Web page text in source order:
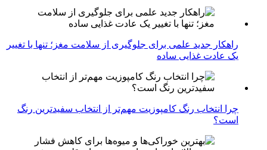
راهکار جدید علمی برای جلوگیری از سلامت مغز؛ تنها با تغییر
یک عادت غذایی ساده
چرا انتخاب رنگ کامپوزیت مهم‌تر از انتخاب سفیدترین رنگ
است؟